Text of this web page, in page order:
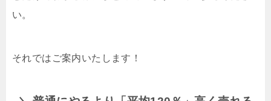
い。
それではご案内いたします！